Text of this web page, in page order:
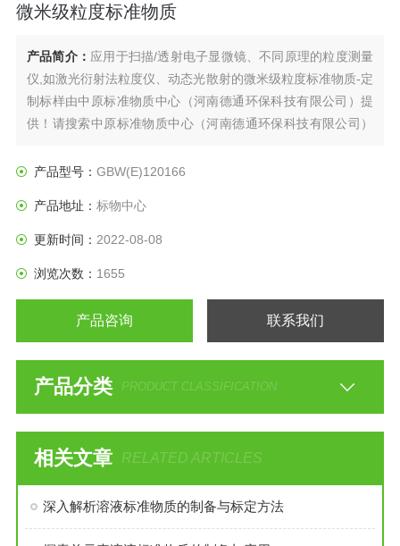
微米级粒度标准物质
产品简介： 应用于扫描/透射电子显微镜、不同原理的粒度测量
仪,如激光衍射法粒度仪、动态光散射的微米级粒度标准物质-定
制标样由中原标准物质中心（河南德通环保科技有限公司）提
供！请搜索中原标准物质中心（河南德通环保科技有限公司）
产品型号： GBW(E)120166
产品地址： 标物中心
更新时间： 2022-08-08
浏览次数： 1655
产品咨询 联系我们
产品分类 PRODUCT CLASSIFICATION
相关文章 RELATED ARTICLES
深入解析溶液标准物质的制备与标定方法